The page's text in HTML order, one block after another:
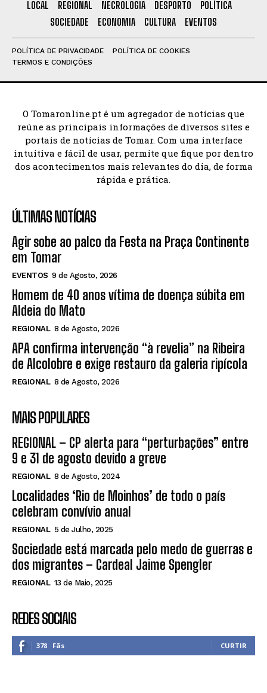
LOCAL REGIONAL NECROLOGIA DESPORTO
POLÍTICA
SOCIEDADE
ECONOMIA CULTURA EVENTOS
POLÍTICA DE PRIVACIDADE
POLÍTICA DE COOKIES
TERMOS E CONDIÇÕES
O Tomaronline.pt é um agregador de notícias que
reúne as principais informações de diversos sites e
portais de notícias de Tomar. Com uma interface
intuitiva e fácil de usar, permite que fique por dentro
dos acontecimentos mais relevantes do dia, de forma
rápida e prática.
ÚLTIMAS NOTÍCIAS
Agir sobe ao palco da Festa na Praça Continente
em Tomar
EVENTOS 9 de Agosto, 2026
Homem de 40 anos vítima de doença súbita em
Aldeia do Mato
REGIONAL 8 de Agosto, 2026
APA confirma intervenção “à revelia” na Ribeira
de Alcolobre e exige restauro da galeria ripícola
REGIONAL 8 de Agosto, 2026
MAIS POPULARES
REGIONAL – CP alerta para “perturbações” entre
9 e 31 de agosto devido a greve
REGIONAL 8 de Agosto, 2024
Localidades ‘Rio de Moinhos’ de todo o país
celebram convívio anual
REGIONAL 5 de Julho, 2025
Sociedade está marcada pelo medo de guerras e
dos migrantes – Cardeal Jaime Spengler
REGIONAL 13 de Maio, 2025
REDES SOCIAIS
378 Fãs CURTIR